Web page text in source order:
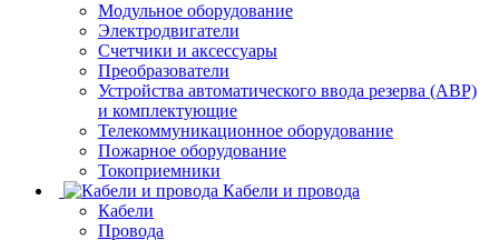
Модульное оборудование
Электродвигатели
Счетчики и аксессуары
Преобразователи
Устройства автоматического ввода резерва (АВР)
и комплектующие
Телекоммуникационное оборудование
Пожарное оборудование
Токоприемники
Кабели и провода
Кабели
Провода